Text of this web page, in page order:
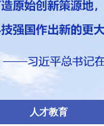
人才教育